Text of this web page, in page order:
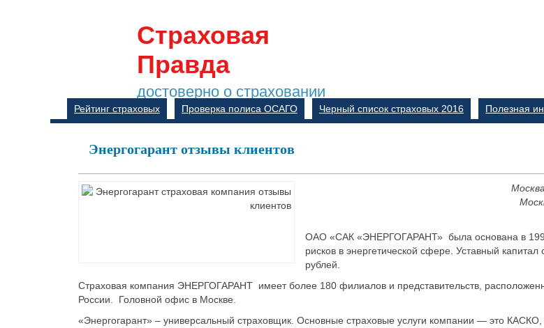
Страховая
Правда
достоверно о страховании
Рейтинг страховых Проверка полиса ОСАГО Черный список страховых 2016 Полезная
Энергогарант отзывы клиентов
ОАО «САК «ЭНЕРГОГАРАНТ» была основана в
рисков в энергетической сфере. Уставный капитал
рублей.
Страховая компания ЭНЕРГОГАРАНТ имеет более 180 филиалов и представительств,
России. Головной офис в Москве.
«Энергогарант» – универсальный страховщик. Основные страховые услуги компании — это